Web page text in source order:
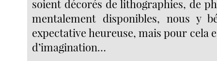
soient décorés de lithographies, de
mentalement disponibles, nous y
expectative heureuse, mais pour cela
d’imagination…